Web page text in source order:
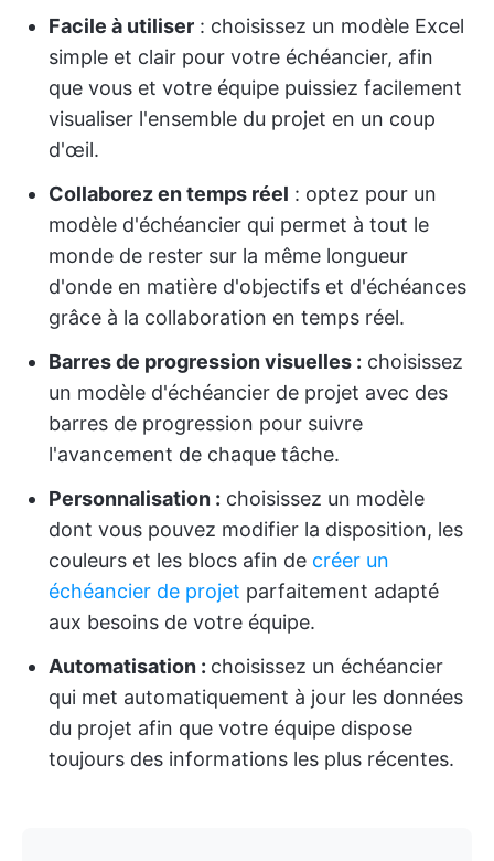
Facile à utiliser : choisissez un modèle Excel
simple et clair pour votre échéancier, afin
que vous et votre équipe puissiez facilement
visualiser l'ensemble du projet en un coup
d'œil.
Collaborez en temps réel : optez pour un
modèle d'échéancier qui permet à tout le
monde de rester sur la même longueur
d'onde en matière d'objectifs et d'échéances
grâce à la collaboration en temps réel.
Barres de progression visuelles : choisissez
un modèle d'échéancier de projet avec des
barres de progression pour suivre
l'avancement de chaque tâche.
Personnalisation : choisissez un modèle
dont vous pouvez modifier la disposition, les
couleurs et les blocs afin de créer un
échéancier de projet parfaitement adapté
aux besoins de votre équipe.
Automatisation : choisissez un échéancier
qui met automatiquement à jour les données
du projet afin que votre équipe dispose
toujours des informations les plus récentes.